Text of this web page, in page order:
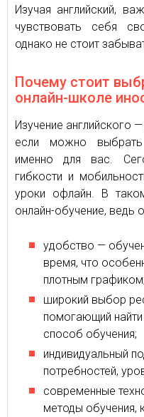
Изучая английский,
чувствовать себя
однако не стоит
Почему стоит
онлайн-школе
Изучение английского
если можно
именно для вас.
гибкости и
уроки офлайн. В
онлайн-обучение, ведь
удобство —
время, что
плотным
широкий выбор
помогающий
способ обучения;
индивидуальный
потребностей,
современные
методы обучения,